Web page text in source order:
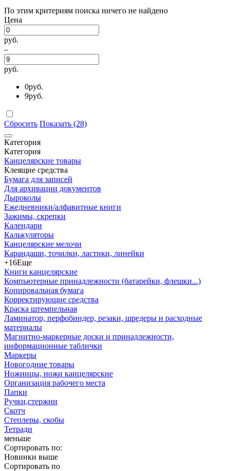
По этим критериям поиска ничего не найдено
Цена
руб.
–
руб.
0руб.
9руб.
Сбросить Показать (28)
Категория
Категория
Канцелярские товары
Клеящие средства
Бумага для записей
Для архивации документов
Дыроколы
Ежедневники/алфавитные книги
Зажимы, скрепки
Календари
Калькуляторы
Канцелярские мелочи
Карандаши, точилки, ластики, линейки
+16Еще
Книги канцелярские
Компьютерные принадлежности (батарейки, флешки...)
Копировальная бумага
Корректирующие средства
Краска штемпельная
Ламинатор, перфобиндер, резаки, шредеры и расходные
материалы
Магнитно-маркерные доски и принадлежности,
информационные таблички
Маркеры
Новогодние товары
Ножницы, ножи канцелярские
Организация рабочего места
Папки
Ручки,стержни
Скотч
Степлеры, скобы
Тетради
меньше
Сортировать по:
Новинки выше
Сортировать по